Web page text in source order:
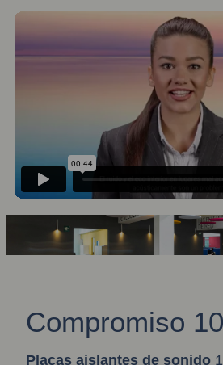
Compromiso
Placas aislantes de sonido